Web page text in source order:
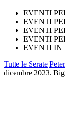
EVENTI
EVENTI
EVENTI
EVENTI
EVENTI IN
Tutte le Serate
dicembre 2023.